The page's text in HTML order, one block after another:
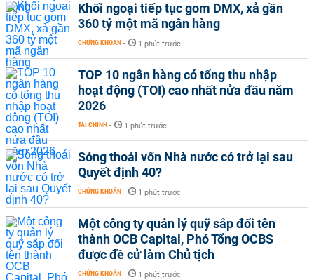
Khối ngoại tiếp tục gom DMX, xả gần
360 tỷ một mã ngân hàng
CHỨNG KHOÁN - 1 phút trước
TOP 10 ngân hàng có tổng thu nhập
hoạt động (TOI) cao nhất nửa đầu năm
2026
TÀI CHÍNH - 1 phút trước
Sóng thoái vốn Nhà nước có trở lại sau
Quyết định 40?
CHỨNG KHOÁN - 1 phút trước
Một công ty quản lý quỹ sắp đổi tên
thành OCB Capital, Phó Tổng OCBS
được đề cử làm Chủ tịch
CHỨNG KHOÁN - 1 phút trước